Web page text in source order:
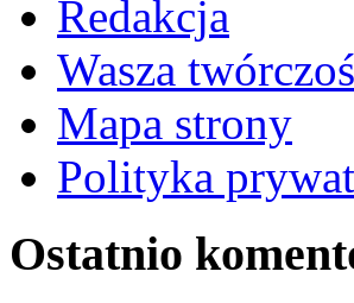
Redakcja
Wasza
Mapa strony
Polityka
Ostatnio